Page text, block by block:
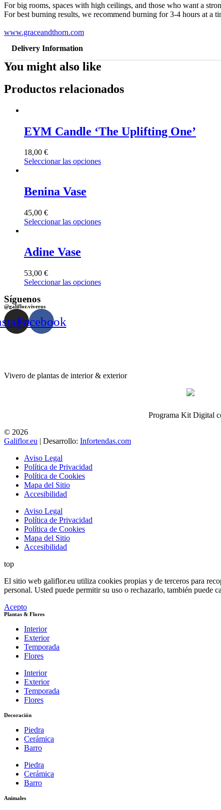
For big rooms, spaces with high ceilings, and those who want a
For best burning results, we recommend burning for 3-4 hours at a
www.graceandthorn.com
Delivery Information
You might also like
Productos relacionados
EYM Candle ‘The Uplifting One’
18,00 €
Seleccionar las opciones
Benina Vase
45,00 €
Seleccionar las opciones
Adine Vase
53,00 €
Seleccionar las opciones
Síguenos
@galiflor.viveros
Facebook
Vivero de plantas de interior & exterior
Programa Kit Digital
© 2026
Galiflor.eu | Desarrollo: Infortendas.com
Aviso Legal
Política de Privacidad
Política de Cookies
Mapa del Sitio
Accesibilidad
Aviso Legal
Política de Privacidad
Política de Cookies
Mapa del Sitio
Accesibilidad
top
El sitio web galiflor.eu utiliza cookies propias y de terceros para
personal. Usted puede permitir su uso o rechazarlo, también puede
Acepto
Plantas & Flores
Interior
Exterior
Temporada
Flores
Interior
Exterior
Temporada
Flores
Decoración
Piedra
Cerámica
Barro
Piedra
Cerámica
Barro
Animales